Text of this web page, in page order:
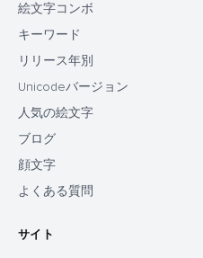
絵文字コンボ
キーワード
リリース年別
Unicodeバージョン
人気の絵文字
ブログ
顔文字
よくある質問
サイト